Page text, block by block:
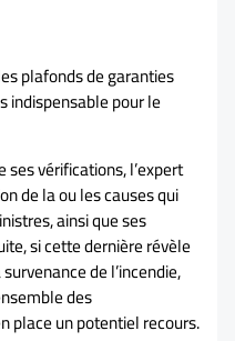
plafonds de garanties
indispensable pour le
ses vérifications, l’expert
de la ou les causes qui
ainsi que ses
si cette dernière révèle
de l’incendie,
des
place un potentiel recours.